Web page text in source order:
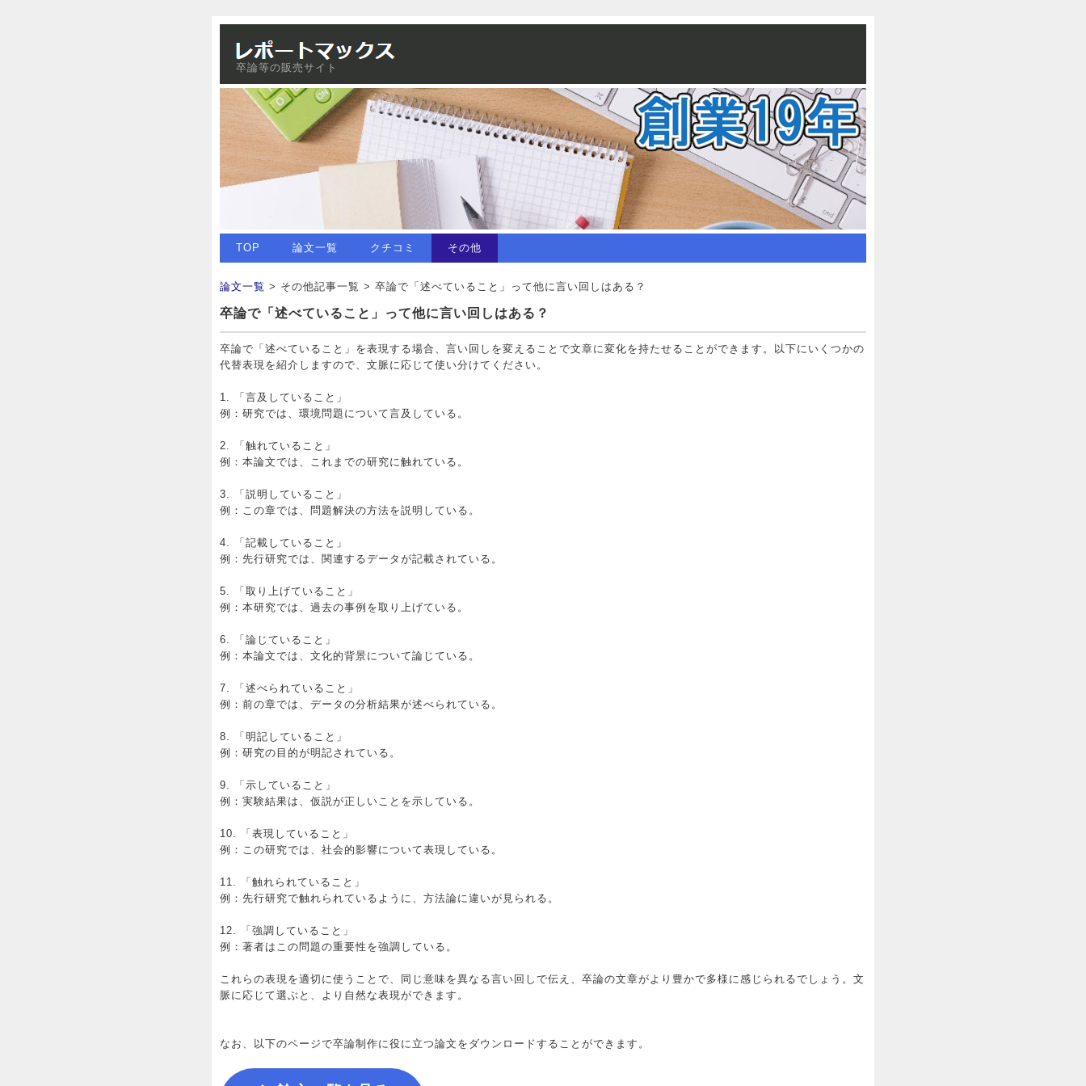
卒論等の販売サイト
TOP 論文一覧 クチコミ その他
論文一覧 > その他記事一覧 > 卒論で「述べていること」って他に言い回しはある？
卒論で「述べていること」って他に言い回しはある？
卒論で「述べていること」を表現する場合、言い回しを変えることで文章に変化を持たせることができます。以下にいくつかの
代替表現を紹介しますので、文脈に応じて使い分けてください。
1. 「言及していること」
例：研究では、環境問題について言及している。
2. 「触れていること」
例：本論文では、これまでの研究に触れている。
3. 「説明していること」
例：この章では、問題解決の方法を説明している。
4. 「記載していること」
例：先行研究では、関連するデータが記載されている。
5. 「取り上げていること」
例：本研究では、過去の事例を取り上げている。
6. 「論じていること」
例：本論文では、文化的背景について論じている。
7. 「述べられていること」
例：前の章では、データの分析結果が述べられている。
8. 「明記していること」
例：研究の目的が明記されている。
9. 「示していること」
例：実験結果は、仮説が正しいことを示している。
10. 「表現していること」
例：この研究では、社会的影響について表現している。
11. 「触れられていること」
例：先行研究で触れられているように、方法論に違いが見られる。
12. 「強調していること」
例：著者はこの問題の重要性を強調している。
これらの表現を適切に使うことで、同じ意味を異なる言い回しで伝え、卒論の文章がより豊かで多様に感じられるでしょう。文
脈に応じて選ぶと、より自然な表現ができます。
なお、以下のページで卒論制作に役に立つ論文をダウンロードすることができます。